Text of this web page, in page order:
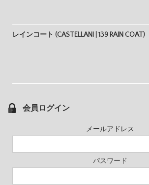
レインコート (CASTELLANI | 139 RAIN COAT)
会員ログイン
メールアドレス
パスワード